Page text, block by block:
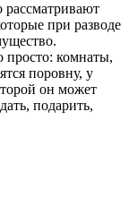
рассматривают
при разводе
комнаты,
поровну, у
он может
подарить,